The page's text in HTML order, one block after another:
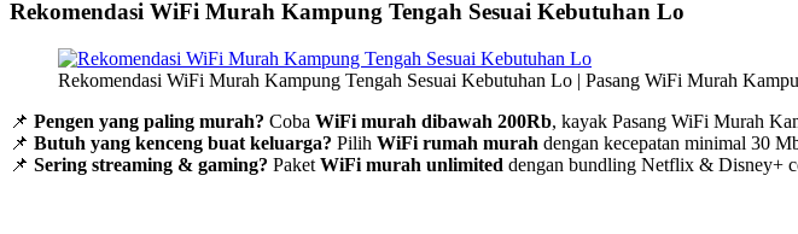
Rekomendasi WiFi Murah Kampung Tengah Sesuai Kebutuhan Lo
Rekomendasi WiFi Murah Kampung Tengah Sesuai Kebutuhan Lo | Pasang WiFi Murah
📌 Pengen yang paling murah? Coba WiFi murah dibawah 200Rb, kayak Pasang WiFi Murah
📌 Butuh yang kenceng buat keluarga? Pilih WiFi rumah murah dengan kecepatan minimal 30
📌 Sering streaming & gaming? Paket WiFi murah unlimited dengan bundling Netflix & Disney+